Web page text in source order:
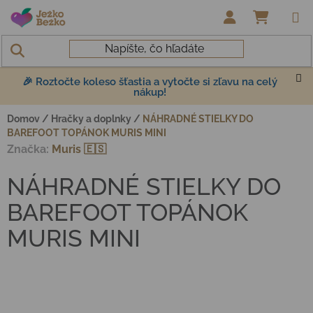
Prejsť na obsah
🎉 Roztočte koleso šťastia a vytočte si zľavu na celý
nákup!
Domov / Hračky a doplnky / NÁHRADNÉ STIELKY DO
BAREFOOT TOPÁNOK MURIS MINI
NÁHRADNÉ STIELKY DO
BAREFOOT TOPÁNOK
MURIS MINI
Značka: Muris 🇪🇸